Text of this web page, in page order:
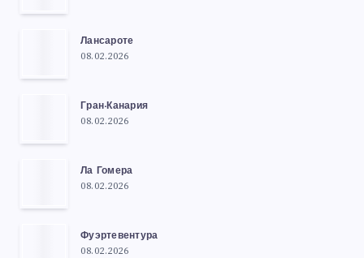
Лансароте
08.02.2026
Гран-Канария
08.02.2026
Ла Гомера
08.02.2026
Фуэртевентура
08.02.2026